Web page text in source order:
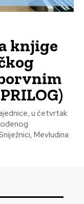
knjige
u četvrtak
Mevludina